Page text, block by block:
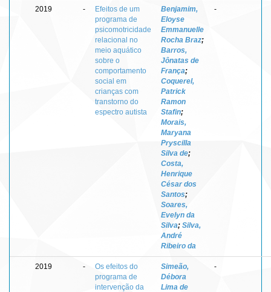
2019 -
Efeitos de um
programa de
psicomotricidade
relacional no
meio aquático
sobre o
comportamento
social em
crianças com
transtorno do
espectro autista
Benjamim,
Eloyse
Emmanuelle
Rocha Braz;
Barros,
Jônatas de
França;
Coquerel,
Patrick
Ramon
Stafin;
Morais,
Maryana
Pryscilla
Silva de;
Costa,
Henrique
César dos
Santos;
Soares,
Evelyn da
Silva; Silva,
André
Ribeiro da
-
2019 -
Os efeitos do
programa de
intervenção da
Simeão,
Débora
Lima de
-